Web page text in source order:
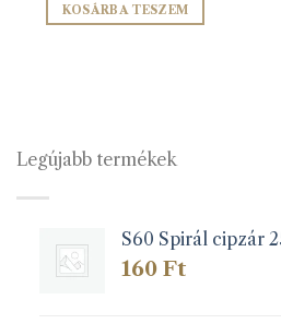
KOSÁRBA TESZEM
Legújabb termékek
S60 Spirál cipzár
160 Ft